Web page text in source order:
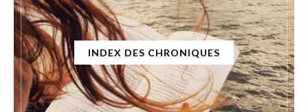
INDEX DES CHRONIQUES